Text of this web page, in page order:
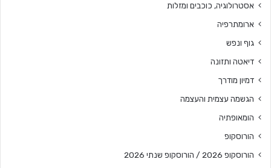
אסטרולוגיה, כוכבים ומזלות
ארומתרפיה
גוף ונפש
דיאטה ותזונה
דמיון מודרך
הגשמה עצמית והעצמה
הומאופתיה
הורוסקופ
הורוסקופ 2026 / הורוסקופ שנתי 2026